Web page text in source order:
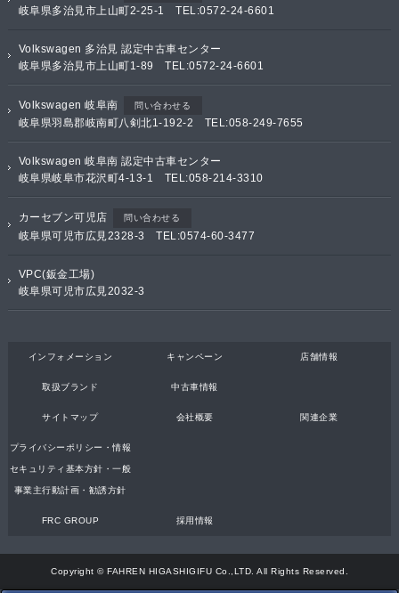
岐阜県多治見市上山町2-25-1 TEL:0572-24-6601
Volkswagen 多治見 認定中古車センター
岐阜県多治見市上山町1-89 TEL:0572-24-6601
Volkswagen 岐阜南 問い合わせる
岐阜県羽島郡岐南町八剣北1-192-2 TEL:058-249-7655
Volkswagen 岐阜南 認定中古車センター
岐阜県岐阜市花沢町4-13-1 TEL:058-214-3310
カーセブン可児店 問い合わせる
岐阜県可児市広見2328-3 TEL:0574-60-3477
VPC(鈑金工場)
岐阜県可児市広見2032-3
インフォメーション キャンペーン 店舗情報
取扱ブランド 中古車情報
サイトマップ 会社概要 関連企業
プライバシーポリシー・情報
セキュリティ基本方針・一般
事業主行動計画・勧誘方針
FRC GROUP 採用情報
Copyright © FAHREN HIGASHIGIFU Co.,LTD. All Rights Reserved.